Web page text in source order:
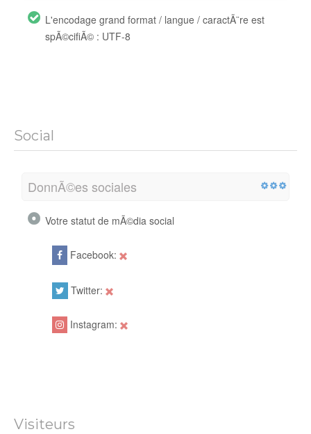
L'encodage grand format / langue / caractÃ¨re est
spÃ©cifiÃ© : UTF-8
Social
DonnÃ©es sociales
Votre statut de mÃ©dia social
Facebook:
Twitter:
Instagram:
Visiteurs